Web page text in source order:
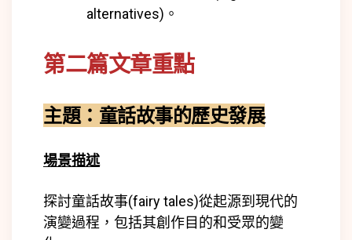
alternatives) 。
第二篇文章重點
主題：童話故事的歷史發展
場景描述
探討童話故事(fairy tales)從起源到現代的
演變過程，包括其創作目的和受眾的變